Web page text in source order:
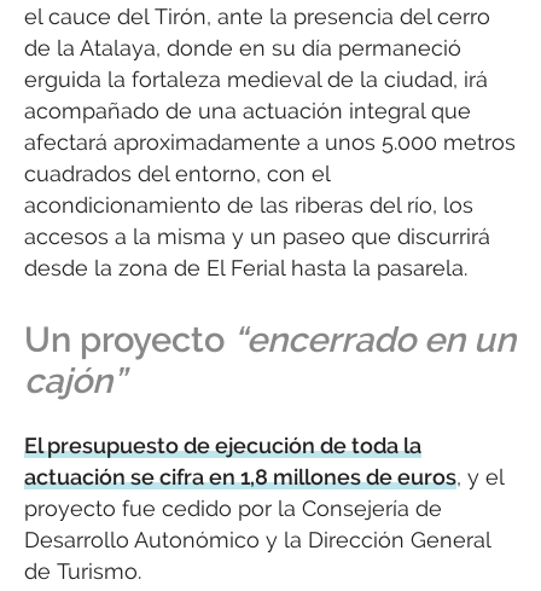
el cauce del Tirón, ante la presencia del cerro
de la Atalaya, donde en su día permaneció
erguida la fortaleza medieval de la ciudad, irá
acompañado de una actuación integral que
afectará aproximadamente a unos 5.000 metros
cuadrados del entorno, con el
acondicionamiento de las riberas del río, los
accesos a la misma y un paseo que discurrirá
desde la zona de El Ferial hasta la pasarela.
Un proyecto “encerrado en un
cajón”
El presupuesto de ejecución de toda la
actuación se cifra en 1,8 millones de euros, y el
proyecto fue cedido por la Consejería de
Desarrollo Autonómico y la Dirección General
de Turismo.